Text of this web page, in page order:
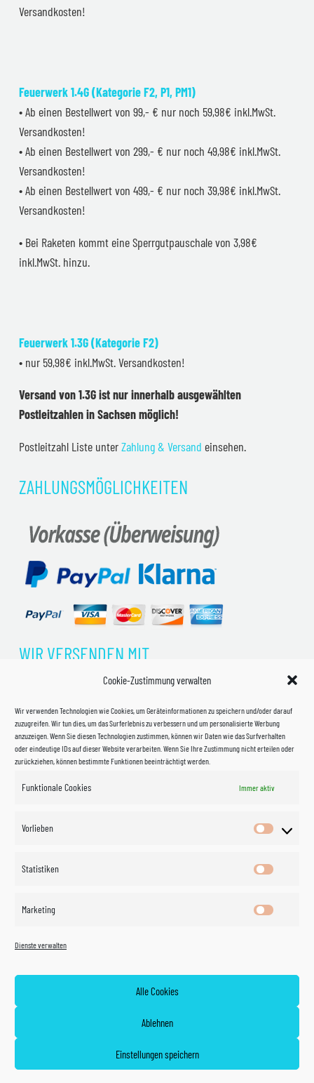
Cookie-Zustimmung verwalten
Wir verwenden Technologien wie Cookies, um Geräteinformationen zu speichern und/oder darauf
zuzugreifen. Wir tun dies, um das Surferlebnis zu verbessern und um personalisierte Werbung
anzuzeigen. Wenn Sie diesen Technologien zustimmen, können wir Daten wie das Surfverhalten
oder eindeutige IDs auf dieser Website verarbeiten. Wenn Sie Ihre Zustimmung nicht erteilen oder
zurückziehen, können bestimmte Funktionen beeinträchtigt werden.
Funktionale Cookies Immer aktiv
Vorlieben
Vorlieben
Statistiken
Marketing
Dienste verwalten
Alle Cookies
Ablehnen
Einstellungen speichern
Versandkosten!
Feuerwerk 1.4G (Kategorie F2, P1, PM1)
• Ab einen Bestellwert von 99,- € nur noch 59,98€ inkl.MwSt.
Versandkosten!
• Ab einen Bestellwert von 299,- € nur noch 49,98€ inkl.MwSt.
Versandkosten!
• Ab einen Bestellwert von 499,- € nur noch 39,98€ inkl.MwSt.
Versandkosten!
• Bei Raketen kommt eine Sperrgutpauschale von 3,98€
inkl.MwSt. hinzu.
Feuerwerk 1.3G (Kategorie F2)
• nur 59,98€ inkl.MwSt. Versandkosten!
Versand von 1.3G ist nur innerhalb ausgewählten
Postleitzahlen in Sachsen möglich!
Postleitzahl Liste unterZahlung & Versand einsehen.
ZAHLUNGSMÖGLICHKEITEN
WIR VERSENDEN MIT
©